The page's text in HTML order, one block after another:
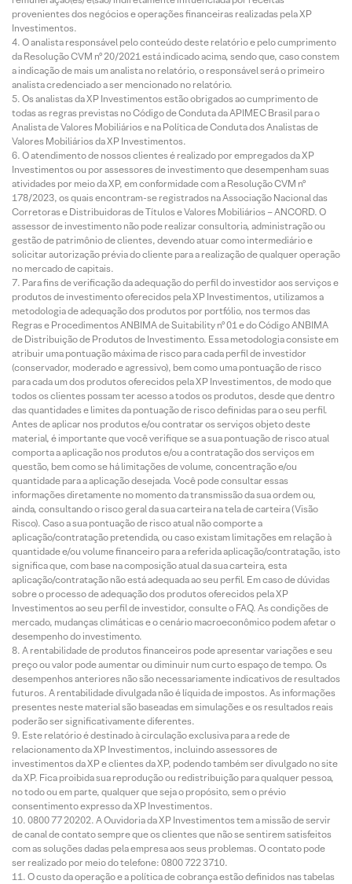
provenientes dos negócios e operações financeiras realizadas pela XP
Investimentos.
O analista responsável pelo conteúdo deste relatório e pelo cumprimento
da Resolução CVM nº 20/2021 está indicado acima, sendo que, caso constem
a indicação de mais um analista no relatório, o responsável será o primeiro
analista credenciado a ser mencionado no relatório.
Os analistas da XP Investimentos estão obrigados ao cumprimento de
todas as regras previstas no Código de Conduta da APIMEC Brasil para o
Analista de Valores Mobiliários e na Política de Conduta dos Analistas de
Valores Mobiliários da XP Investimentos.
O atendimento de nossos clientes é realizado por empregados da XP
Investimentos ou por assessores de investimento que desempenham suas
atividades por meio da XP, em conformidade com a Resolução CVM nº
178/2023, os quais encontram-se registrados na Associação Nacional das
Corretoras e Distribuidoras de Títulos e Valores Mobiliários – ANCORD. O
assessor de investimento não pode realizar consultoria, administração ou
gestão de patrimônio de clientes, devendo atuar como intermediário e
solicitar autorização prévia do cliente para a realização de qualquer operação
no mercado de capitais.
Para fins de verificação da adequação do perfil do investidor aos serviços e
produtos de investimento oferecidos pela XP Investimentos, utilizamos a
metodologia de adequação dos produtos por portfólio, nos termos das
Regras e Procedimentos ANBIMA de Suitability nº 01 e do Código ANBIMA
de Distribuição de Produtos de Investimento. Essa metodologia consiste em
atribuir uma pontuação máxima de risco para cada perfil de investidor
(conservador, moderado e agressivo), bem como uma pontuação de risco
para cada um dos produtos oferecidos pela XP Investimentos, de modo que
todos os clientes possam ter acesso a todos os produtos, desde que dentro
das quantidades e limites da pontuação de risco definidas para o seu perfil.
Antes de aplicar nos produtos e/ou contratar os serviços objeto deste
material, é importante que você verifique se a sua pontuação de risco atual
comporta a aplicação nos produtos e/ou a contratação dos serviços em
questão, bem como se há limitações de volume, concentração e/ou
quantidade para a aplicação desejada. Você pode consultar essas
informações diretamente no momento da transmissão da sua ordem ou,
ainda, consultando o risco geral da sua carteira na tela de carteira (Visão
Risco). Caso a sua pontuação de risco atual não comporte a
aplicação/contratação pretendida, ou caso existam limitações em relação à
quantidade e/ou volume financeiro para a referida aplicação/contratação, isto
significa que, com base na composição atual da sua carteira, esta
aplicação/contratação não está adequada ao seu perfil. Em caso de dúvidas
sobre o processo de adequação dos produtos oferecidos pela XP
Investimentos ao seu perfil de investidor, consulte o FAQ. As condições de
mercado, mudanças climáticas e o cenário macroeconômico podem afetar o
desempenho do investimento.
A rentabilidade de produtos financeiros pode apresentar variações e seu
preço ou valor pode aumentar ou diminuir num curto espaço de tempo. Os
desempenhos anteriores não são necessariamente indicativos de resultados
futuros. A rentabilidade divulgada não é líquida de impostos. As informações
presentes neste material são baseadas em simulações e os resultados reais
poderão ser significativamente diferentes.
Este relatório é destinado à circulação exclusiva para a rede de
relacionamento da XP Investimentos, incluindo assessores de
investimentos da XP e clientes da XP, podendo também ser divulgado no site
da XP. Fica proibida sua reprodução ou redistribuição para qualquer pessoa,
no todo ou em parte, qualquer que seja o propósito, sem o prévio
consentimento expresso da XP Investimentos.
0800 77 20202. A Ouvidoria da XP Investimentos tem a missão de servir
de canal de contato sempre que os clientes que não se sentirem satisfeitos
com as soluções dadas pela empresa aos seus problemas. O contato pode
ser realizado por meio do telefone: 0800 722 3710.
O custo da operação e a política de cobrança estão definidos nas tabelas